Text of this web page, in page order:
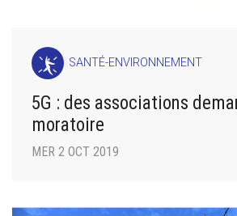
SANTÉ-ENVIRONNEMENT
5G : des associations
moratoire
MER 2 OCT 2019